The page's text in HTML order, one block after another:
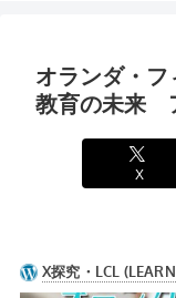
オランダ・
教育の未来
X